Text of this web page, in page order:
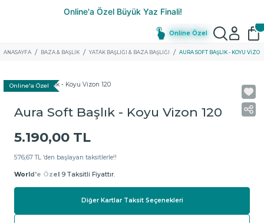
Online Özel
ANASAYFA BAZA & BAŞLIK YATAK BAŞLIĞI & BAZA BAŞLIĞI AURA SOFT BAŞLIK - KOYU VIZON
Online'a Özel
Aura Soft Başlık - Koyu Vizon 120
5.190,00 TL
576,67 TL ‘den başlayan taksitlerle!!
World'e Özel 9 Taksitli Fiyattır.
Diğer Kartlar Taksit Seçenekleri